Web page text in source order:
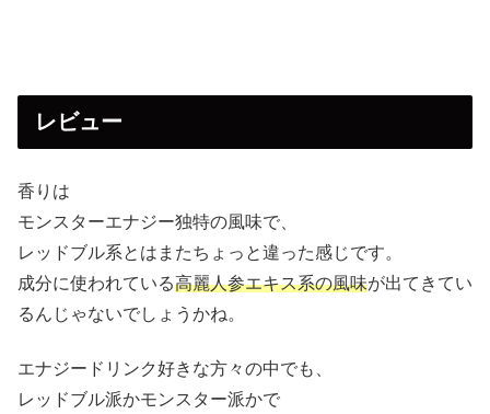
レビュー
香りは
モンスターエナジー独特の風味で、
レッドブル系とはまたちょっと違った感じです。
成分に使われている高麗人参エキス系の風味が出てきてい
るんじゃないでしょうかね。
エナジードリンク好きな方々の中でも、
レッドブル派かモンスター派かで